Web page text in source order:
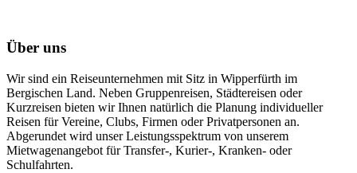
Über uns
Wir sind ein Reiseunternehmen mit Sitz in Wipperfürth im
Bergischen Land. Neben Gruppenreisen, Städtereisen oder
Kurzreisen bieten wir Ihnen natürlich die Planung individueller
Reisen für Vereine, Clubs, Firmen oder Privatpersonen an.
Abgerundet wird unser Leistungsspektrum von unserem
Mietwagenangebot für Transfer-, Kurier-, Kranken- oder
Schulfahrten.